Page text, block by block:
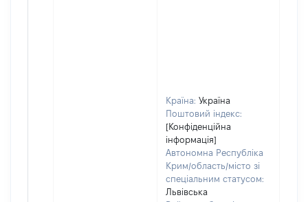
Країна: Україна
Поштовий індекс:
[Конфіденційна
інформація]
Автономна Республіка
Крим/область/місто зі
спеціальним статусом:
Львівська